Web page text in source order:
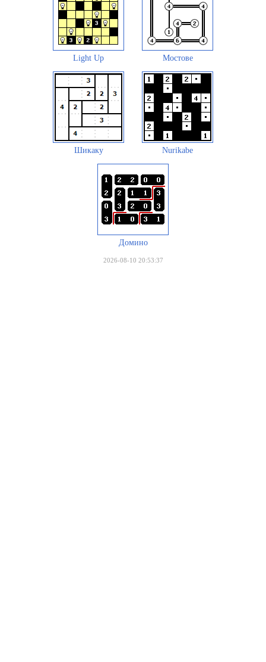
Light Up Мостове
Шикаку Nurikabe
Домино
2026-08-10 20:53:37